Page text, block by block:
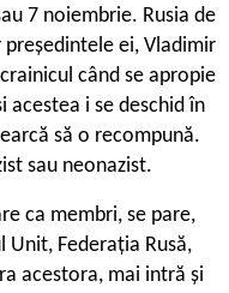
7 noiembrie. Rusia de
președintele ei, Vladimir
când se apropie
i se deschid în
să o recompună.
sau neonazist.
ca membri, se pare,
Unit, Federația Rusă,
acestora, mai intră și